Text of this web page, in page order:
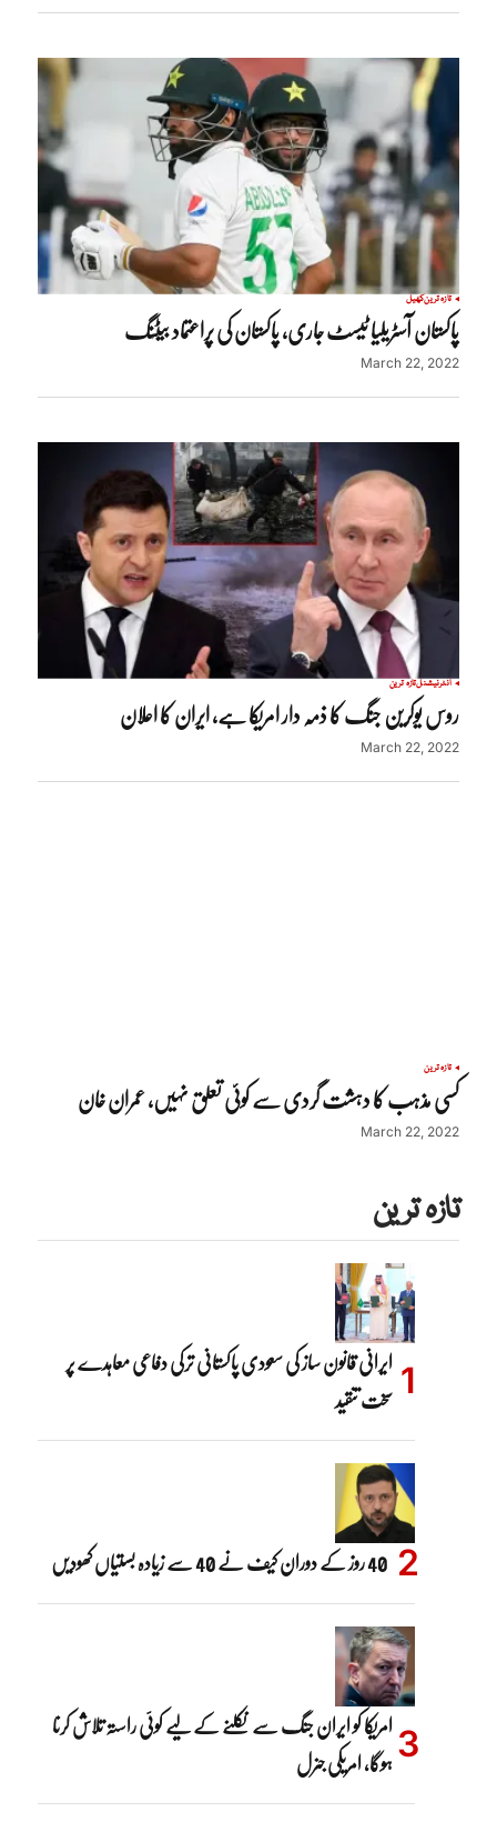
تازہ ترینکھیل
پاکستان آسٹریلیا ٹیسٹ جاری، پاکستان کی پراعتماد بیٹنگ
March 22, 2022
انٹرنیشنلتازہ ترین
روس یوکرین جنگ کا ذمہ دار امریکا ہے، ایران کا اعلان
March 22, 2022
تازہ ترین
کسی مذہب کا دہشت گردی سے کوئی تعلق نہیں، عمران خان
March 22, 2022
تازہ ترین
ایرانی قانون ساز کی سعودی پاکستانی ترکی دفاعی معاہدے پر
سخت تنقید
40 روز کے دوران کیف نے 40 سے زیادہ بستیاں کھودیں
امریکا کو ایران جنگ سے نکلنے کے لیے کوئی راستہ تلاش کرنا
ہوگا، امریکی جنرل